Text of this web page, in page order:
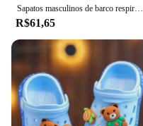
Sapatos masculinos de barco respirável Penny, calçados esportivos, ortopédicos, viagem Plimsolls, deslizamento plano, atividade ao ar livre, caminhadas, caminhadas
R$61,65